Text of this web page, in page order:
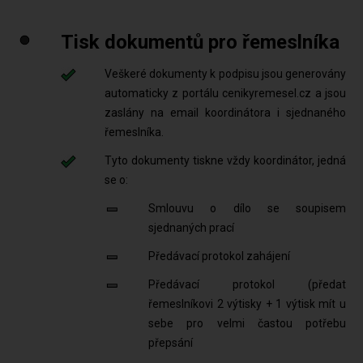
Tisk dokumentů pro řemeslníka
Veškeré dokumenty k podpisu jsou generovány
automaticky z portálu cenikyremesel.cz a jsou
zaslány na email koordinátora i sjednaného
řemeslníka.
Tyto dokumenty tiskne vždy koordinátor, jedná
se o:
Smlouvu o dílo se soupisem
sjednaných prací
Předávací protokol zahájení
Předávací protokol (předat
řemeslníkovi 2 výtisky + 1 výtisk mít u
sebe pro velmi častou potřebu
přepsání